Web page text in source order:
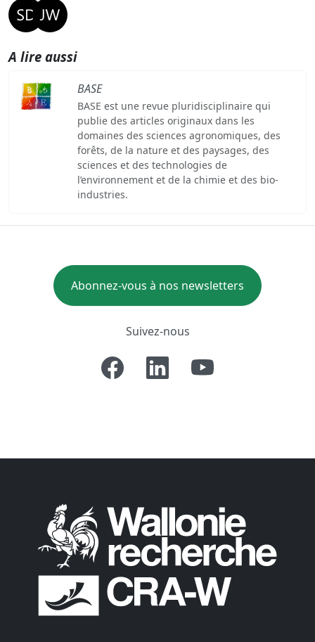
A lire aussi
BASE
BASE est une revue pluridisciplinaire qui
publie des articles originaux dans les
domaines des sciences agronomiques, des
forêts, de la nature et des paysages, des
sciences et des technologies de
l’environnement et de la chimie et des bio-
industries.
Abonnez-vous à nos newsletters
Suivez-nous